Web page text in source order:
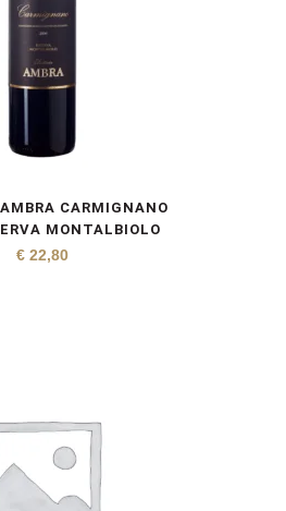
CARMIGNANO
MONTALBIOLO
€ 22,80